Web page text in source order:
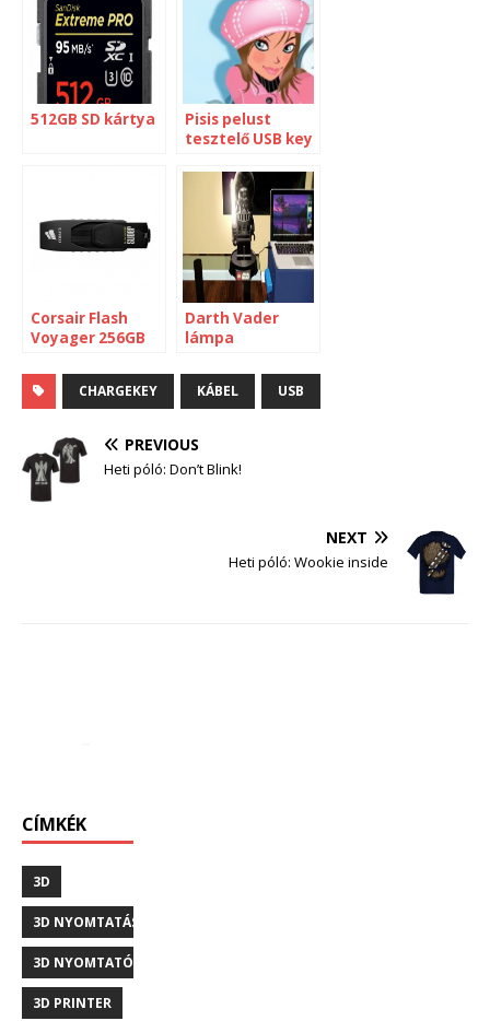
512GB SD kártya
Pisis pelust
tesztelő USB key
Corsair Flash
Voyager 256GB
Darth Vader
lámpa
CHARGEKEY KÁBEL USB
PREVIOUS
Heti póló: Don’t Blink!
NEXT
Heti póló: Wookie inside
CÍMKÉK
3D
3D NYOMTATÁS
3D NYOMTATÓ
3D PRINTER